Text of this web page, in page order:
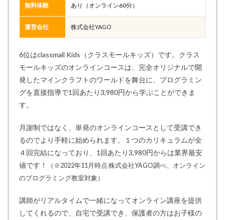
無料体験 あり（オンライン60分）
運営会社 株式会社YAGO
6位はclassmall Kids（クラスモールキッズ）です。クラス
モールキッズのオンラインコースは、完全オリジナルで開
発したマインクラフトのワールドを舞台に、プログラミン
グを直接指導で1回あたり3,980円から学ぶことができま
す。
月謝制ではなく、単発のオンラインコースとして受講でき
るのでより手軽に始められます。１つのカリキュラムが全
４回完結になっており、1回あたり3,980円からは業界最安
値です！
（※2022年11月時点 株式会社YAGO調べ、オンライン
のプログラミング教室対象）
講師がリアルタイムで一緒になってオンライン講座を提供
してくれるので、自宅で受講でき、保護者の方はお子様の